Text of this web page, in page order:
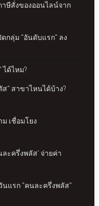
าษีสั่งของออนไลน์จาก
ดกลุ่ม "อันดับแรก" ลง
ด้ไหม?
" สาขาไหนได้บ้าง?
เชื่อมโยง
ะครึ่งพลัส' จ่ายค่า
นแรก "คนละครึ่งพลัส"